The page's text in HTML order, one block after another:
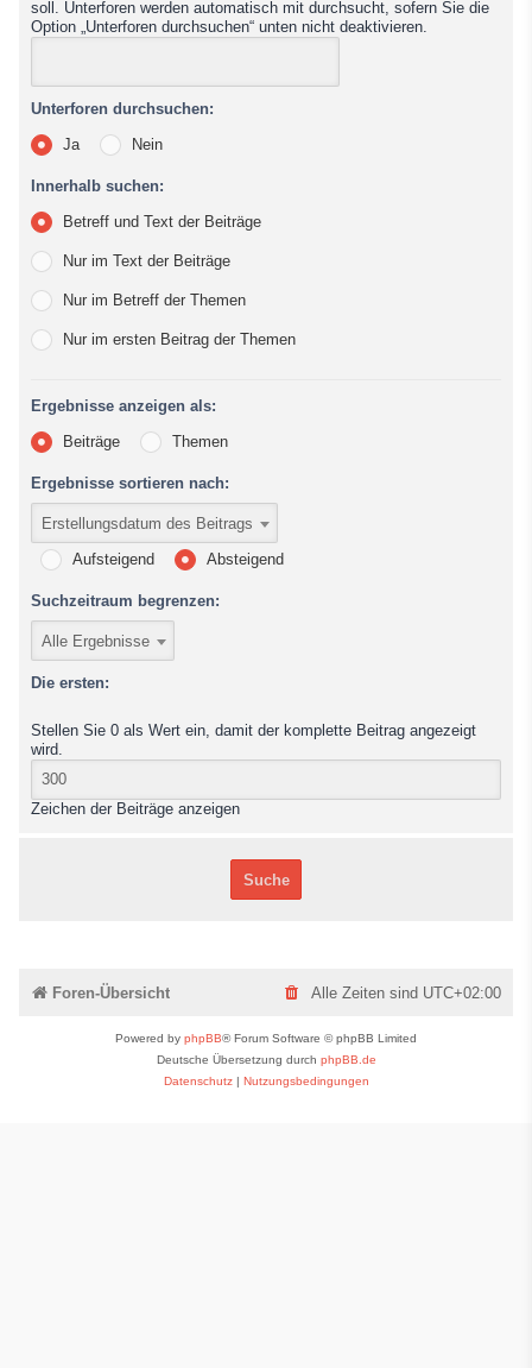
soll. Unterforen werden automatisch mit durchsucht, sofern Sie die
Option „Unterforen durchsuchen“ unten nicht deaktivieren.
Unterforen durchsuchen:
Ja
Nein
Innerhalb suchen:
Betreff und Text der Beiträge
Nur im Text der Beiträge
Nur im Betreff der Themen
Nur im ersten Beitrag der Themen
Ergebnisse anzeigen als:
Beiträge
Themen
Ergebnisse sortieren nach:
Erstellungsdatum des Beitrags
Aufsteigend
Absteigend
Suchzeitraum begrenzen:
Alle Ergebnisse
Die ersten:
Stellen Sie 0 als Wert ein, damit der komplette Beitrag angezeigt
wird.
Zeichen der Beiträge anzeigen
Foren-Übersicht Alle Zeiten sind UTC+02:00
Powered by phpBB® Forum Software © phpBB Limited
Deutsche Übersetzung durch phpBB.de
Datenschutz| Nutzungsbedingungen